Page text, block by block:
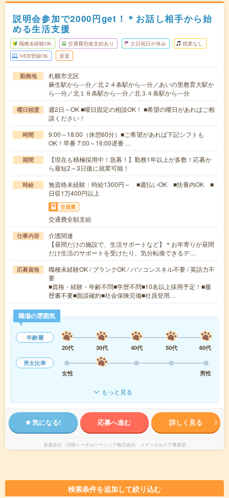
説明会参加で2000円get！＊お話し相手から始
める生活支援
職種未経験OK 交通費別途支給あり 土日祝日が休み 残業なし
WEB登録OK 派遣
勤務地
札幌市北区
麻生駅から---分／北２４条駅から---分／あいの里教育大駅か
ら---分／北１８条駅から---分／北３４条駅から---分
曜日頻度
週2日～OK ■曜日固定の相談OK！ ■希望の曜日があればご相
談ください！
時間
9:00～18:00（休憩60分）■ご希望があれば下記シフトも
OK！早番 7:00～16:00遅番 …
期間
【現在も積極採用中！急募！】勤務1年以上が多数！応募か
ら最短2～3日後に就業可能！
時給
無資格未経験：時給1300円～ ■週払いOK ■扶養内OK ■
日収1万400円以上
交通費
交通費全額支給
仕事内容
介護関連
【昼間だけの施設で、生活サポートなど】＊お年寄りが昼間
だけ生活のサポートを受けたり、気分転換できるデ…
応募資格
職種未経験OK / ブランクOK / パソコンスキル不要 / 英語力不
要
■資格・経験・年齢不問■学歴不問■10名以上採用予定！■履
歴書不要■面談確約■社会保険完備■社員登用…
職場の雰囲気
年齢層
20代
30代 40代 50代
60代
男女比率
女性
男性
もっと見る
気になる! 応募へ進む 詳しく見る
派遣会社 日研トータルソーシング株式会社 メディカルケア事業部
検索条件を追加して絞り込む